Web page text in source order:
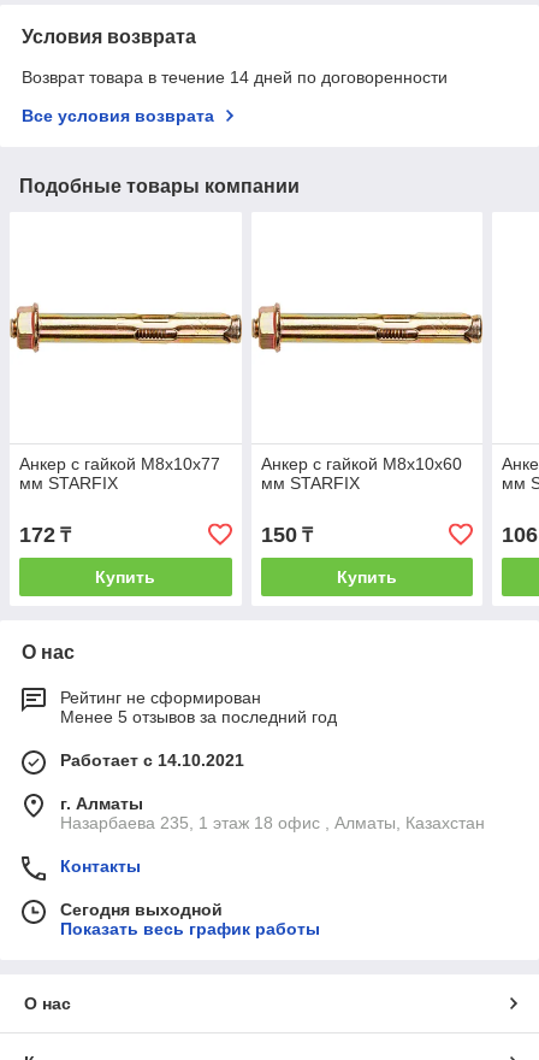
Условия возврата
Возврат товара в течение 14 дней по договоренности
Все условия возврата
Подобные товары компании
Анкер с гайкой М8х10х77
мм STARFIX
172 ₸
Купить
Анкер с гайкой М8х10х60
мм STARFIX
150₸
Купить
мм
106
О нас
Рейтинг не сформирован
Менее 5 отзывов за последний год
Работает с 14.10.2021
г. Алматы
Назарбаева 235, 1 этаж 18 офис , Алматы, Казахстан
Контакты
Сегодня выходной
Показать весь график работы
О нас